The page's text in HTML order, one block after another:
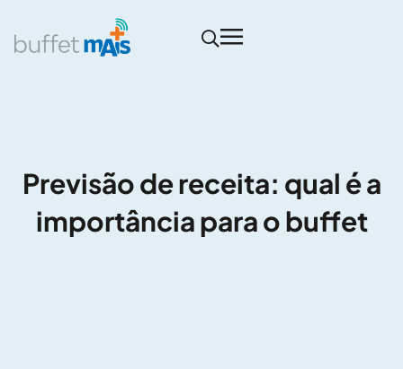
Previsão de receita: qual é a
importância para o buffet